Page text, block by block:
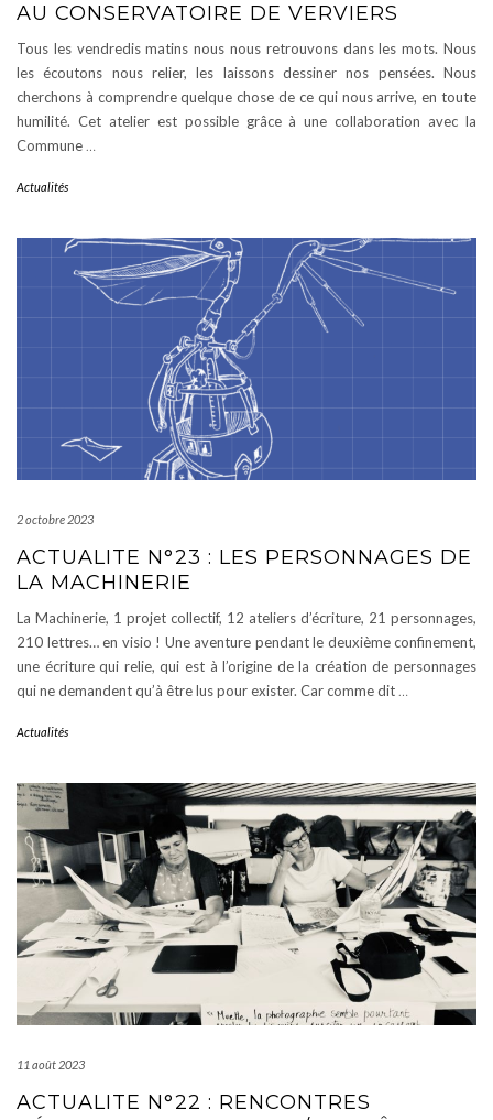
AU CONSERVATOIRE DE VERVIERS
Tous les vendredis matins nous nous retrouvons dans les mots. Nous
les écoutons nous relier, les laissons dessiner nos pensées. Nous
cherchons à comprendre quelque chose de ce qui nous arrive, en toute
humilité. Cet atelier est possible grâce à une collaboration avec la
Commune …
Actualités
2 octobre 2023
ACTUALITE N°23 : LES PERSONNAGES DE
LA MACHINERIE
La Machinerie, 1 projet collectif, 12 ateliers d’écriture, 21 personnages,
210 lettres… en visio ! Une aventure pendant le deuxième confinement,
une écriture qui relie, qui est à l’origine de la création de personnages
qui ne demandent qu’à être lus pour exister. Car comme dit …
Actualités
11 août 2023
ACTUALITE N°22 : RENCONTRES